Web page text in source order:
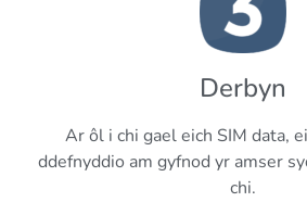
Derbyn
Ar ôl i chi gael eich SIM data,
ddefnyddio am gyfnod yr amser
chi.